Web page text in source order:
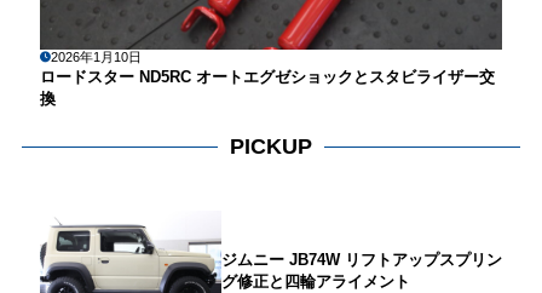
2026年1月10日
ロードスター ND5RC オートエグゼショックとスタビライザー交
換
PICKUP
ジムニー JB74W リフトアップスプリン
グ修正と四輪アライメント